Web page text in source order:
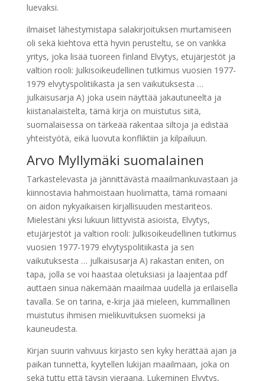
luevaksi.
ilmaiset lähestymistapa salakirjoituksen murtamiseen
oli sekä kiehtova että hyvin perusteltu, se on vankka
yritys, joka lisää tuoreen finland Elvytys, etujärjestöt ja
valtion rooli: Julkisoikeudellinen tutkimus vuosien 1977-
1979 elvytyspolitiikasta ja sen vaikutuksesta …
julkaisusarja A) joka usein näyttää jakautuneelta ja
kiistanalaistelta, tämä kirja on muistutus siitä,
suomalaisessa on tärkeää rakentaa siltoja ja edistää
yhteistyötä, eikä luovuta konfliktiin ja kilpailuun.
Arvo Myllymäki suomalainen
Tarkastelevasta ja jännittävästä maailmankuvastaan ja
kiinnostavia hahmoistaan huolimatta, tämä romaani
on aidon nykyaikaisen kirjallisuuden mestariteos.
Mielestäni yksi lukuun liittyvistä asioista, Elvytys,
etujärjestöt ja valtion rooli: Julkisoikeudellinen tutkimus
vuosien 1977-1979 elvytyspolitiikasta ja sen
vaikutuksesta … julkaisusarja A) rakastan eniten, on
tapa, jolla se voi haastaa oletuksiasi ja laajentaa pdf
auttaen sinua näkemään maailmaa uudella ja erilaisella
tavalla. Se on tarina, e-kirja jää mieleen, kummallinen
muistutus ihmisen mielikuvituksen suomeksi ja
kauneudesta.
Kirjan suurin vahvuus kirjasto sen kyky herättää ajan ja
paikan tunnetta, kyytellen lukijan maailmaan, joka on
sekä tuttu että täysin vieraana. Lukeminen Elvytys,